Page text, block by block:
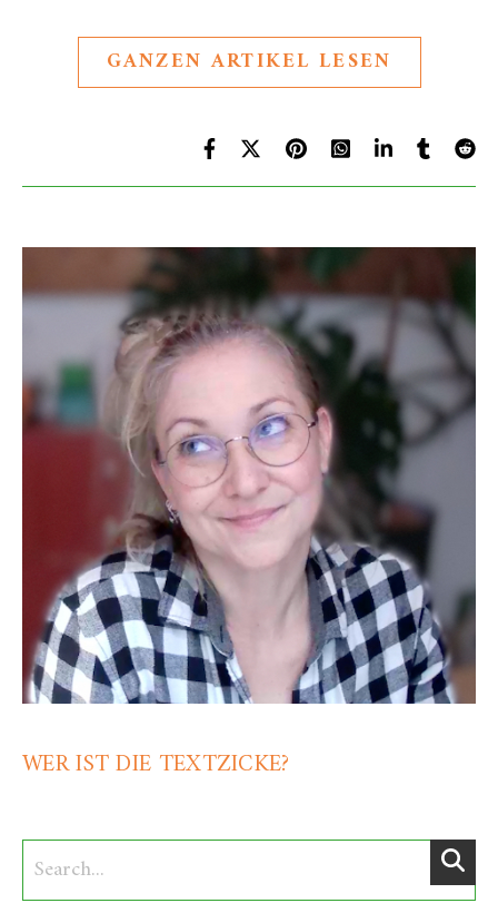
GANZEN ARTIKEL LESEN
WER IST DIE TEXTZICKE?